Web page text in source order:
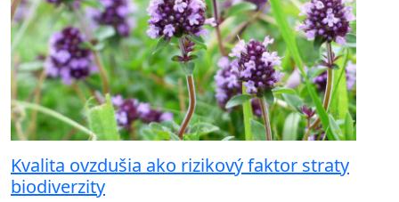
Kvalita ovzdušia ako rizikový faktor straty
biodiverzity